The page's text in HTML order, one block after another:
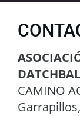
CAMINO